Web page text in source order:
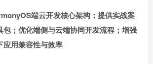
端云开发核心架构；提供实战案
包；优化端侧与云端协同开发流程；增强
应用兼容性与效率